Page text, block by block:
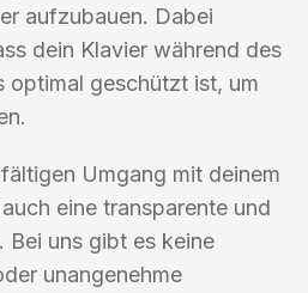
aufzubauen. Dabei
dein Klavier während des
optimal geschützt ist, um
Umgang mit deinem
eine transparente und
Bei uns gibt es keine
unangenehme